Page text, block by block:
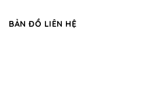
BẢN ĐỒ LIÊN HỆ